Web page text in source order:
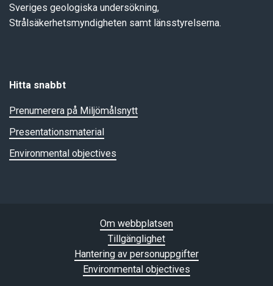
Sveriges geologiska undersökning,
Strålsäkerhetsmyndigheten samt länsstyrelserna.
Hitta snabbt
Prenumerera på Miljömålsnytt
Presentationsmaterial
Environmental objectives
Om webbplatsen
Tillgänglighet
Hantering av personuppgifter
Environmental objectives